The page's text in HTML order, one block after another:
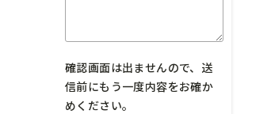
確認画面は出ませんので、送
信前にもう一度内容をお確か
めください。